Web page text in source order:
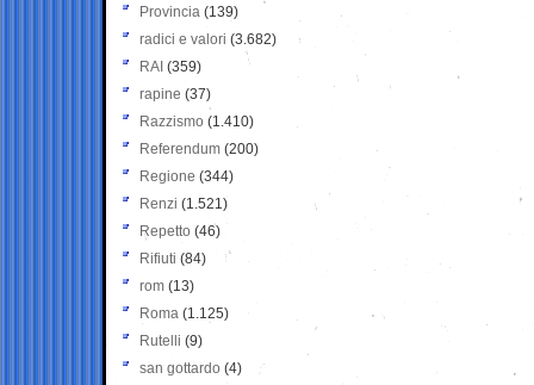
Provincia (139)
radici e valori (3.682)
RAI (359)
rapine (37)
Razzismo (1.410)
Referendum (200)
Regione (344)
Renzi (1.521)
Repetto (46)
Rifiuti (84)
rom (13)
Roma (1.125)
Rutelli (9)
san gottardo (4)